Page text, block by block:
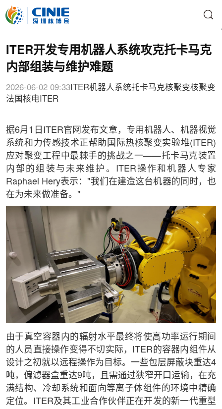
ITER开发专用机器人系统攻克托卡马克
内部组装与维护难题
2026-06-02 09:33ITER机器人系统托卡马克核聚变核聚变
法国核电 ITER
据6月1日ITER官网发布文章，专用机器人、机器视觉
系统和力传感技术正帮助国际热核聚变实验堆(ITER)
应对聚变工程中最棘手的挑战之一——托卡马克装置
内部的组装与未来维护。ITER操作和机器人专家
Raphael Hery表示："我们在建造这台机器的同时，也
在为未来做准备。"
由于真空容器内的辐射水平最终将使高功率运行期间
的人员直接操作变得不切实际，ITER的容器内组件从
设计之初就以远程操作为目标。一些包层屏蔽块重达4
吨，偏滤器盒重达9吨，且需通过狭窄开口运输，在充
满结构、冷却系统和面向等离子体组件的环境中精确
定位。ITER及其工业合作伙伴正在开发的新一代重型